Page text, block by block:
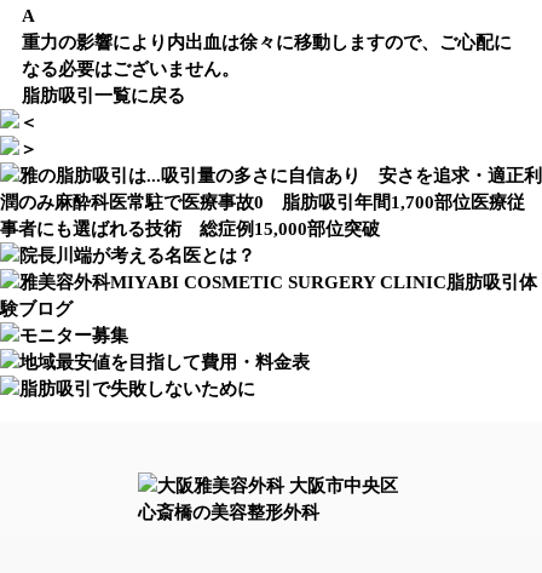
A
重力の影響により内出血は徐々に移動しますので、ご心配に
なる必要はございません。
脂肪吸引一覧に戻る